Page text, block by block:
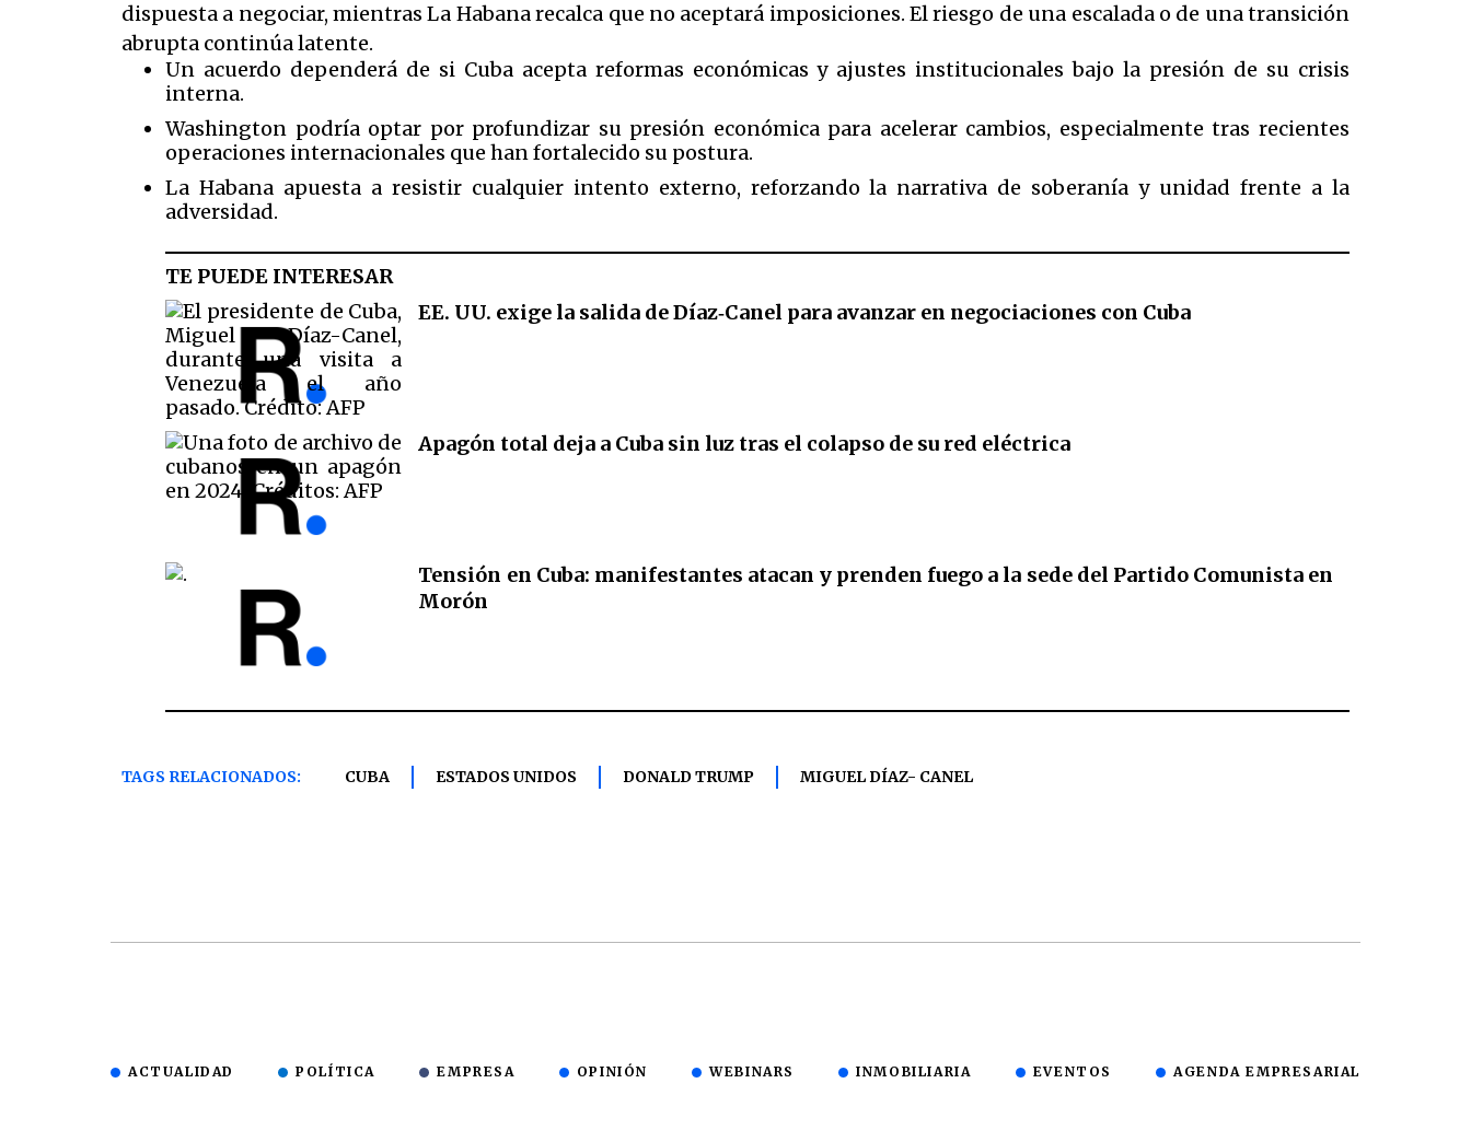
dispuesta a negociar, mientras La Habana recalca que no aceptará imposiciones. El riesgo de una escalada o de una transición
abrupta continúa latente.
Un acuerdo dependerá de si Cuba acepta reformas económicas y ajustes institucionales bajo la presión de su crisis
interna.
Washington podría optar por profundizar su presión económica para acelerar cambios, especialmente tras recientes
operaciones internacionales que han fortalecido su postura.
La Habana apuesta a resistir cualquier intento externo, reforzando la narrativa de soberanía y unidad frente a la
adversidad.
TE PUEDE INTERESAR
EE. UU. exige la salida de Díaz‑Canel para avanzar en negociaciones con Cuba
Apagón total deja a Cuba sin luz tras el colapso de su red eléctrica
Tensión en Cuba: manifestantes atacan y prenden fuego a la sede del Partido Comunista en
Morón
TAGS RELACIONADOS: CUBA ESTADOS UNIDOS DONALD TRUMP MIGUEL DÍAZ- CANEL
ACTUALIDAD POLÍTICA EMPRESA OPINIÓN WEBINARS INMOBILIARIA EVENTOS AGENDA EMPRESARIAL